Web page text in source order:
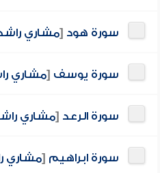
سورة هود [مشاري
سورة يوسف [مشاري
سورة الرعد [مشاري
سورة ابراهيم [مشاري